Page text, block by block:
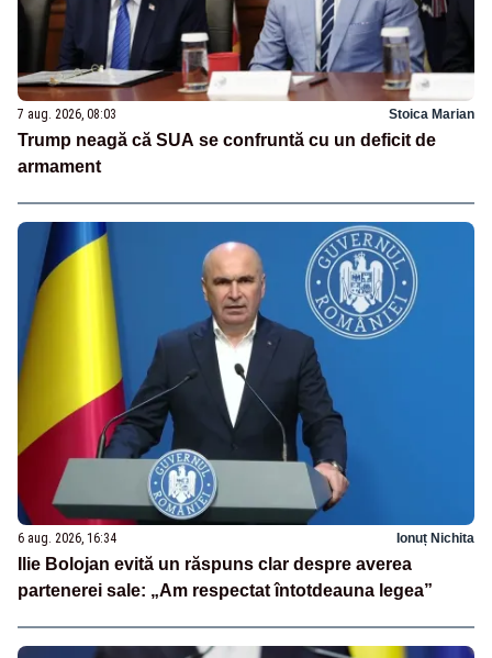
7 aug. 2026, 08:03 Stoica Marian
Trump neagă că SUA se confruntă cu un deficit de
armament
6 aug. 2026, 16:34 Ionuț Nichita
Ilie Bolojan evită un răspuns clar despre averea
partenerei sale: „Am respectat întotdeauna legea”